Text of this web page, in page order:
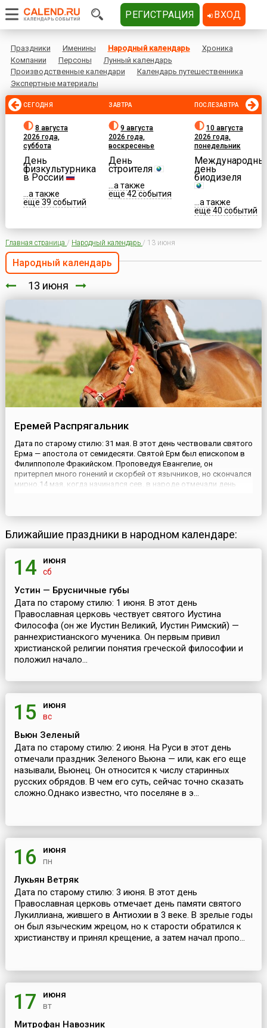
Праздники Именины Народный календарь
Хроника
Компании
Персоны
Лунный календарь
Производственные календари
Календарь путешественника
Экспертные материалы
СЕГОДНЯ
8 августа
2026 года,
суббота
День
физкультурника
в России
...а также
еще 39 событий
ЗАВТРА
9 августа
2026 года,
воскресенье
День
строителя
...а также
еще 42 события
ПОСЛЕЗАВТРА
10 августа
2026 года,
понедельник
день
биодизеля
...а также
еще 40 событий
Главная страница / Народный календарь / 13 июня
Народный календарь
13 июня
Еремей Распрягальник
Дата по старому стилю: 31 мая. В этот день чествовали святого
Ерма — апостола от семидесяти. Святой Ерм был епископом в
Филиппополе Фракийском. Проповедуя Евангелие, он
притерпел много гонений и скорбей от язычников, но скончался
мирно.14 мая, когда начинался сев, в народе отмечали день
Ближайшие праздники в народном календаре:
14 июня
сб
Устин — Брусничные губы
Дата по старому стилю: 1 июня. В этот день
Православная церковь чествует святого Иустина
Философа (он же Иустин Великий, Иустин Римский) —
раннехристианского мученика. Он первым привил
христианской религии понятия греческой философии и
положил начало...
15 июня
вс
Вьюн Зеленый
Дата по старому стилю: 2 июня. На Руси в этот день
отмечали праздник Зеленого Вьюна — или, как его еще
называли, Вьюнец. Он относится к числу старинных
русских обрядов. В чем его суть, сейчас точно сказать
сложно.Однако известно, что поселяне в э...
16 июня
пн
Лукьян Ветряк
Дата по старому стилю: 3 июня. В этот день
Православная церковь отмечает день памяти святого
Лукиллиана, жившего в Антиохии в 3 веке. В зрелые годы
он был языческим жрецом, но к старости обратился к
христианству и принял крещение, а затем начал пропо...
17 июня
вт
Митрофан Навозник
РЕГИСТРАЦИЯ ВХОД